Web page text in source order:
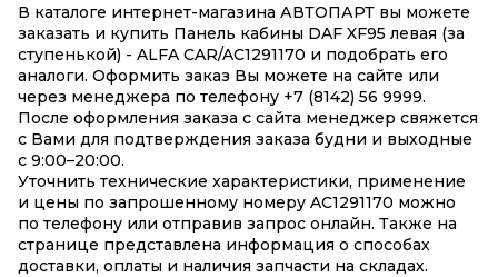
В каталоге интернет-магазина АВТОПАРТ вы можете
заказать и купить Панель кабины DAF XF95 левая (за
ступенькой) - ALFA CAR/AC1291170 и подобрать его
аналоги. Оформить заказ Вы можете на сайте или
через менеджера по телефону +7 (8142) 56 9999.
После оформления заказа с сайта менеджер свяжется
с Вами для подтверждения заказа будни и выходные
с 9:00–20:00.
Уточнить технические характеристики, применение
и цены по запрошенному номеру AC1291170 можно
по телефону или отправив запрос онлайн. Также на
странице представлена информация о способах
доставки, оплаты и наличия запчасти на складах.